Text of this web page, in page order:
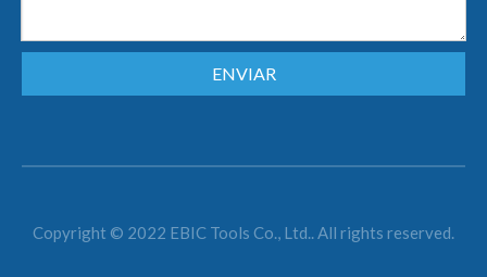
ENVIAR
Copyright © 2022 EBIC Tools Co., Ltd.. All rights reserved.